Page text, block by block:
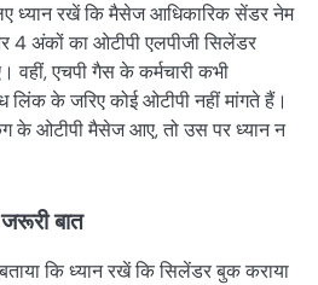
ध्यान रखें कि मैसेज आधिकारिक सेंडर नेम
अंकों का ओटीपी एलपीजी सिलेंडर
वहीं, एचपी गैस के कर्मचारी कभी
के जरिए कोई ओटीपी नहीं मांगते हैं।
के ओटीपी मैसेज आए, तो उस पर ध्यान न
बात
कि ध्यान रखें कि सिलेंडर बुक कराया